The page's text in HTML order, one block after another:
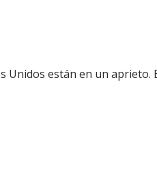
Unidos están en un